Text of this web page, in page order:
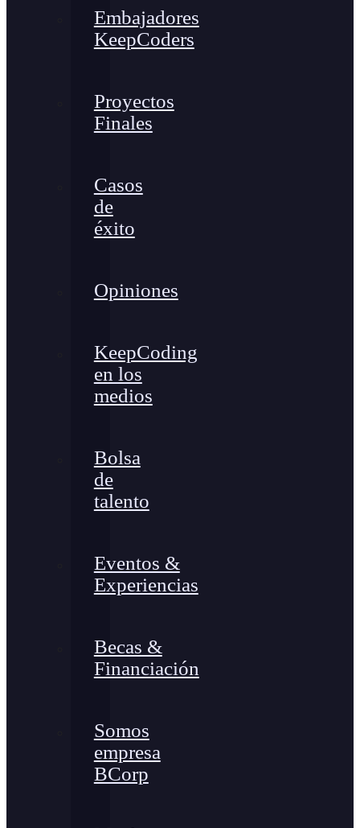
Embajadores
KeepCoders
Proyectos
Finales
Casos
de
éxito
Opiniones
KeepCoding
en los
medios
Bolsa
de
talento
Eventos &
Experiencias
Becas &
Financiación
Somos
empresa
BCorp